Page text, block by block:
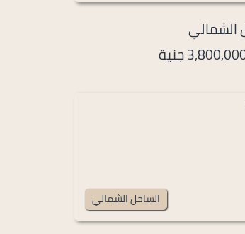
الشمالي
جنية
الساحل الشمالي